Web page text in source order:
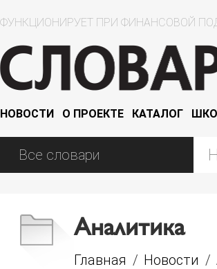
ФУНКЦИОНИРУЕТ ПРИ ФИНАНСОВОЙ
НОВОСТИ О ПРОЕКТЕ КАТАЛОГ
Аналитика
Главная / Новости /